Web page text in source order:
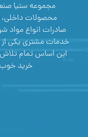
مجموعه ستیا
محصولات داخلی،
صادرات انواع مواد
خدمات مشتری یکی از
این اساس تمام تلاش
خرید